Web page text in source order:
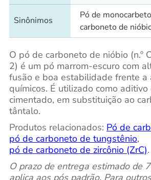
Sinônimos
Pó de
carboneto de
O pó de carboneto de nióbio (n.º
2) é um pó marrom-escuro com
fusão e boa estabilidade frente a
químicos. É utilizado como
cimentado, em substituição ao
tântalo.
Produtos relacionados: Pó de
pó de carboneto de tungstênio,
pó de carboneto de zircônio (ZrC).
O prazo de entrega estimado de
aplica aos pós padrão. Para